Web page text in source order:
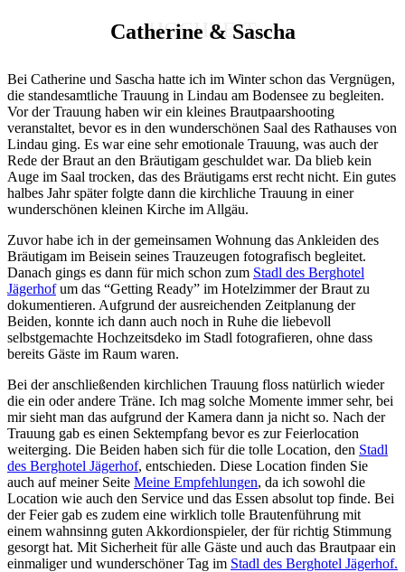
HOCHZEIT
Catherine & Sascha
Bei Catherine und Sascha hatte ich im Winter schon das Vergnügen,
die standesamtliche Trauung in Lindau am Bodensee zu begleiten.
Vor der Trauung haben wir ein kleines Brautpaarshooting
veranstaltet, bevor es in den wunderschönen Saal des Rathauses von
Lindau ging. Es war eine sehr emotionale Trauung, was auch der
Rede der Braut an den Bräutigam geschuldet war. Da blieb kein
Auge im Saal trocken, das des Bräutigams erst recht nicht. Ein gutes
halbes Jahr später folgte dann die kirchliche Trauung in einer
wunderschönen kleinen Kirche im Allgäu.
Zuvor habe ich in der gemeinsamen Wohnung das Ankleiden des
Bräutigam im Beisein seines Trauzeugen fotografisch begleitet.
Danach gings es dann für mich schon zum Stadl des Berghotel
Jägerhofum das “Getting Ready” im Hotelzimmer der Braut zu
dokumentieren. Aufgrund der ausreichenden Zeitplanung der
Beiden, konnte ich dann auch noch in Ruhe die liebevoll
selbstgemachte Hochzeitsdeko im Stadl fotografieren, ohne dass
bereits Gäste im Raum waren.
Bei der anschließenden kirchlichen Trauung floss natürlich wieder
die ein oder andere Träne. Ich mag solche Momente immer sehr, bei
mir sieht man das aufgrund der Kamera dann ja nicht so. Nach der
Trauung gab es einen Sektempfang bevor es zur Feierlocation
weiterging. Die Beiden haben sich für die tolle Location, den Stadl
des Berghotel Jägerhof, entschieden. Diese Location finden Sie
auch auf meiner Seite Meine Empfehlungen, da ich sowohl die
Location wie auch den Service und das Essen absolut top finde. Bei
der Feier gab es zudem eine wirklich tolle Brautenführung mit
einem wahnsinng guten Akkordionspieler, der für richtig Stimmung
gesorgt hat. Mit Sicherheit für alle Gäste und auch das Brautpaar ein
einmaliger und wunderschöner Tag im Stadl des Berghotel Jägerhof.